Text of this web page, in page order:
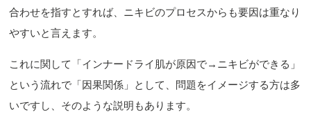
合わせを指すとすれば、ニキビのプロセスからも要因は重なり
やすいと言えます。
これに関して「インナードライ肌が原因で→ニキビができる」
という流れで「因果関係」として、問題をイメージする方は多
いですし、そのような説明もあります。